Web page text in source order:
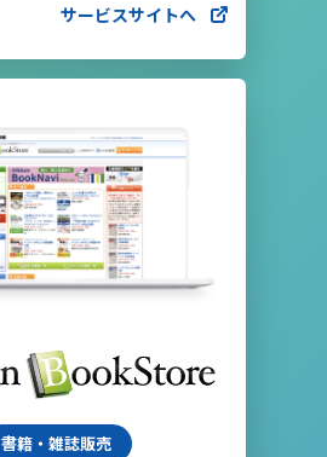
サービスサイトへ
書籍・雑誌販売